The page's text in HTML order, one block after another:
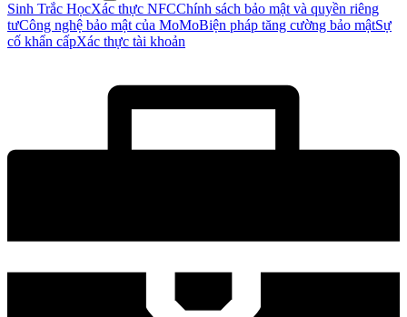
Sinh Trắc HọcXác thực NFCChính sách bảo mật và quyền riêng
tưCông nghệ bảo mật của MoMoBiện pháp tăng cường bảo mậtSự
cố khẩn cấpXác thực tài khoản